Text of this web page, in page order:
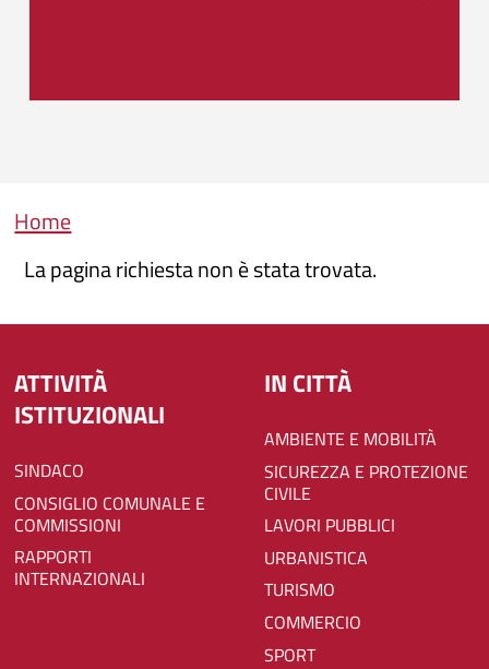
Briciole di pane
Home
La pagina richiesta non è stata trovata.
ATTIVITÀ
ISTITUZIONALI
SINDACO
CONSIGLIO COMUNALE E
COMMISSIONI
RAPPORTI
INTERNAZIONALI
IN CITTÀ
AMBIENTE E MOBILITÀ
SICUREZZA E PROTEZIONE
CIVILE
LAVORI PUBBLICI
URBANISTICA
TURISMO
COMMERCIO
SPORT